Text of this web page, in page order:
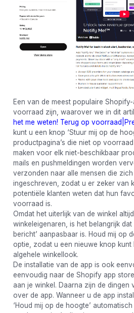
Een van de meest populaire
voorraad zijn, waarover we in dit
het me weten! Terug op
kunt u een knop ‘Stuur mij op de
productpagina’s die niet op
maken voor elk niet-beschikbaar
mails en pushmeldingen worden
verzonden naar alle mensen die
ingeschreven, zodat u er zeker van
potentiële klanten weten dat hun
voorraad is.
Omdat het uiterlijk van de winkel
winkeleigenaren, is het belangrijk dat
bericht’ aanpasbaar is. Houd mij op
optie, zodat u een nieuwe knop kunt
algehele winkellook.
De installatie van de app is ook
eenvoudig naar de Shopify app
aan je winkel. Daarna zijn de
over de app. Wanneer u de app
‘Houd mij op de hoogte’